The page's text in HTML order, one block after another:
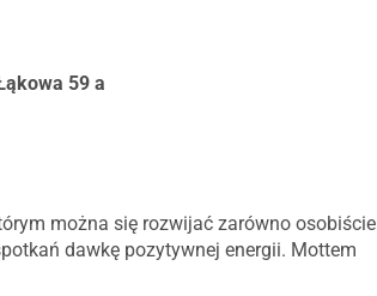
59 a
można się rozwijać zarówno osobiście
dawkę pozytywnej energii. Mottem